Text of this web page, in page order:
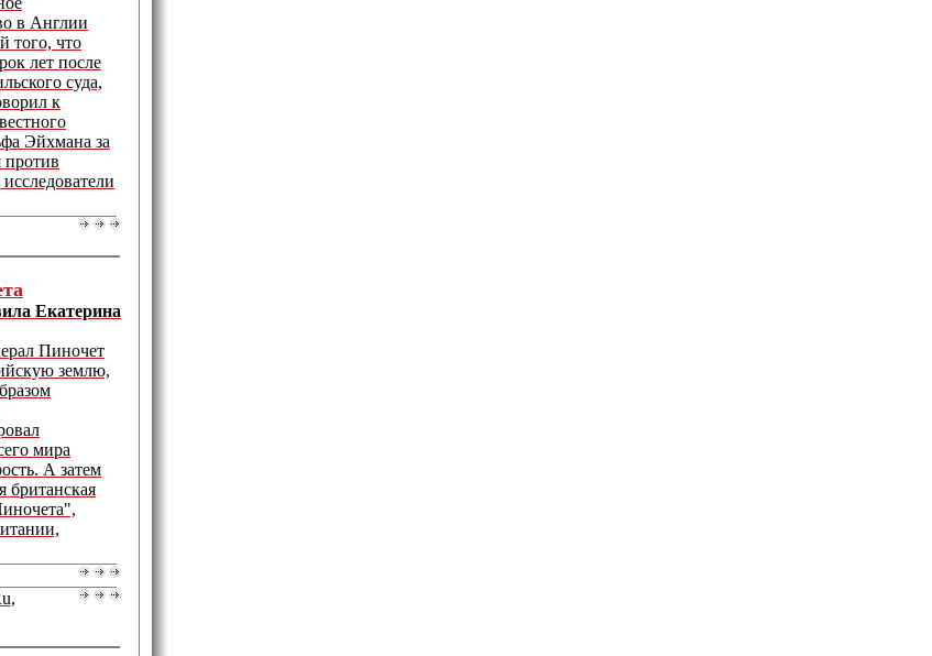
в Англии
того, что
лет после
суда,
к
Эйхмана за
против
Екатерина
Пиночет
землю,
мира
А затем
британская